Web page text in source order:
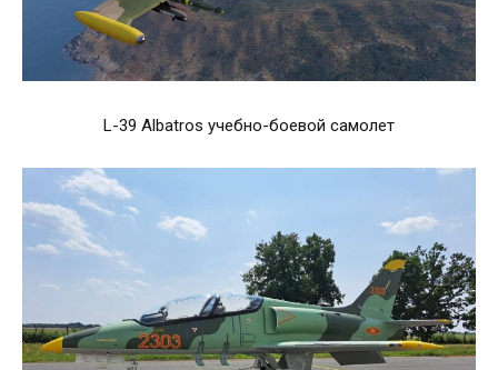
L-39 Albatros учебно-боевой самолет